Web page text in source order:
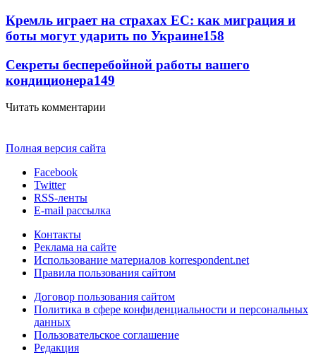
Кремль играет на страхах ЕС: как миграция и
боты могут ударить по Украине158
Секреты бесперебойной работы вашего
кондиционера149
Читать комментарии
Полная версия сайта
Facebook
Twitter
RSS-ленты
E-mail рассылка
Контакты
Реклама на сайте
Использование материалов korrespondent.net
Правила пользования сайтом
Договор пользования сайтом
Политика в сфере конфиденциальности и персональных
данных
Пользовательское соглашение
Редакция